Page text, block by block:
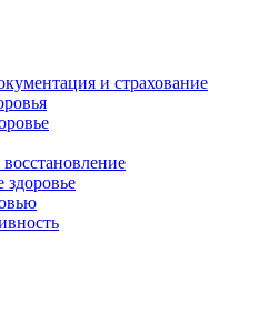
и страхование
здоровье